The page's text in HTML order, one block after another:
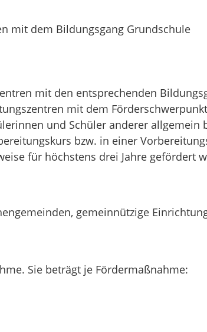
mit dem Bildungsgang Grundschule
mit den entsprechenden
mit dem
und Schüler anderer allgemein
bzw. in einer
für höchstens drei Jahre gefördert
gemeinnützige
Sie beträgt je Fördermaßnahme: